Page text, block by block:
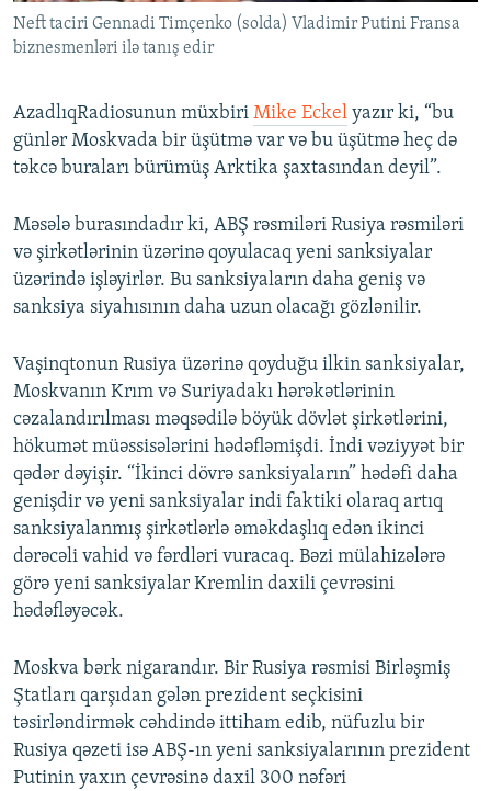
AZADLIQRADIOSU MOBIL TELEFONUNUZDA
XƏBƏR BÜLLETENLƏRIMIZ
RFE/RL-in bütün saytları
Neft taciri Gennadi Timçenko (solda) Vladimir Putini Fransa
biznesmenləri ilə tanış edir
AzadlıqRadiosunun müxbiri Mike Eckel yazır ki, “bu
günlər Moskvada bir üşütmə var və bu üşütmə heç də
təkcə buraları bürümüş Arktika şaxtasından deyil”.
Məsələ burasındadır ki, ABŞ rəsmiləri Rusiya rəsmiləri
və şirkətlərinin üzərinə qoyulacaq yeni sanksiyalar
üzərində işləyirlər. Bu sanksiyaların daha geniş və
sanksiya siyahısının daha uzun olacağı gözlənilir.
Vaşinqtonun Rusiya üzərinə qoyduğu ilkin sanksiyalar,
Moskvanın Krım və Suriyadakı hərəkətlərinin
cəzalandırılması məqsədilə böyük dövlət şirkətlərini,
hökumət müəssisələrini hədəfləmişdi. İndi vəziyyət bir
qədər dəyişir. “İkinci dövrə sanksiyaların” hədəfi daha
genişdir və yeni sanksiyalar indi faktiki olaraq artıq
sanksiyalanmış şirkətlərlə əməkdaşlıq edən ikinci
dərəcəli vahid və fərdləri vuracaq. Bəzi mülahizələrə
görə yeni sanksiyalar Kremlin daxili çevrəsini
hədəfləyəcək.
Moskva bərk nigarandır. Bir Rusiya rəsmisi Birləşmiş
Ştatları qarşıdan gələn prezident seçkisini
təsirləndirmək cəhdində ittiham edib, nüfuzlu bir
Rusiya qəzeti isə ABŞ-ın yeni sanksiyalarının prezident
Putinin yaxın çevrəsinə daxil 300 nəfəri